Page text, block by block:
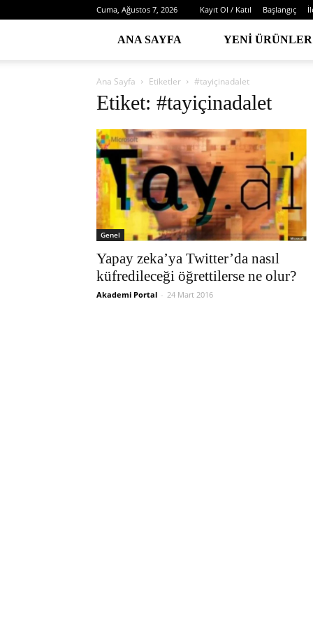
Cuma, Ağustos 7, 2026 Kayıt Ol / Katıl Başlangıç
ANA SAYFA YENI ÜRÜNLER
Ana Sayfa Etiketler #tayiçinadalet
Etiket: #tayiçinadalet
Genel
Yapay zeka’ya Twitter’da nasıl
küfredileceği öğrettilerse ne olur?
Akademi Portal - 24 Mart 2016